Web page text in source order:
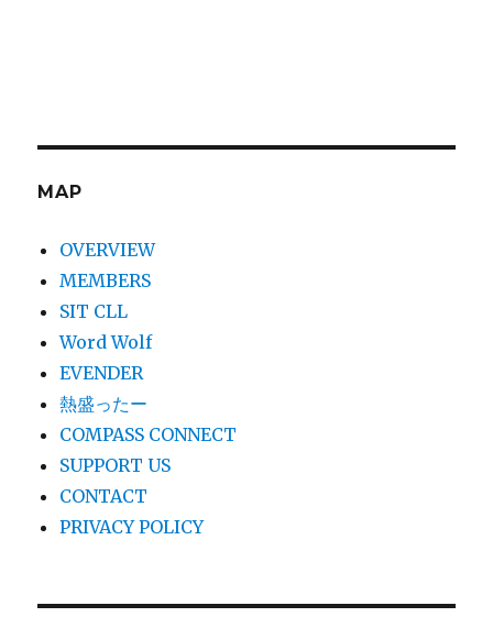
MAP
OVERVIEW
MEMBERS
SIT CLL
Word Wolf
EVENDER
熱盛ったー
COMPASS CONNECT
SUPPORT US
CONTACT
PRIVACY POLICY